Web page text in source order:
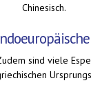
Chinesisch.
sind viele